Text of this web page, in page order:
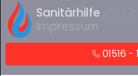
Sanitärhilfe
Impressum
01516 -